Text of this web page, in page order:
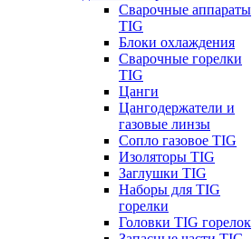
Сварочные аппараты
TIG
Блоки охлаждения
Сварочные горелки
TIG
Цанги
Цангодержатели и
газовые линзы
Сопло газовое TIG
Изоляторы TIG
Заглушки TIG
Наборы для TIG
горелки
Головки TIG горелок